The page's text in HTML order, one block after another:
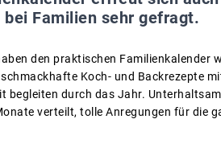
Familien sehr gefragt.
den praktischen Familienkalender
Koch- und Backrezepte
begleiten durch das Jahr.
verteilt, tolle Anregungen für die